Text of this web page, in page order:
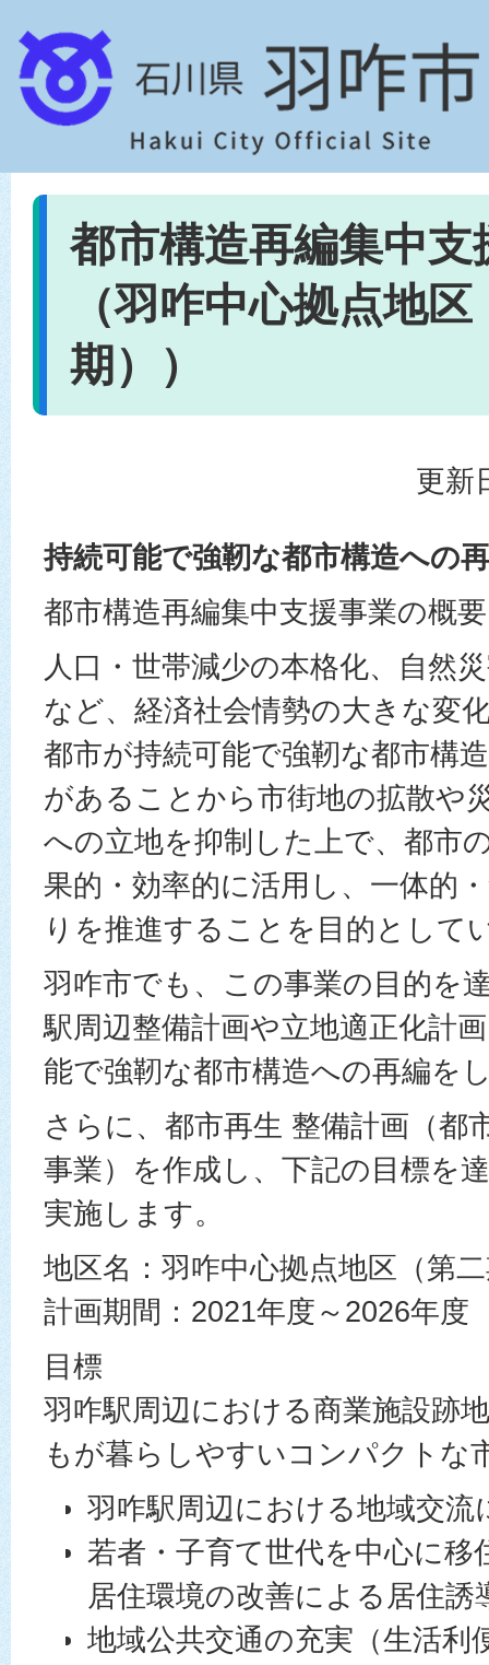
都市構造再編集中支
（羽咋中心拠点地
期））
更新
持続可能で強靭な都市構造への
都市構造再編集中支援事業の概要
人口・世帯減少の本格化、自然
など、経済社会情勢の大きな変
都市が持続可能で強靭な都市構
があることから市街地の拡散や
への立地を抑制した上で、都市
果的・効率的に活用し、一体的
りを推進することを目的として
羽咋市でも、この事業の目的を
駅周辺整備計画や立地適正化計
能で強靭な都市構造への再編を
さらに、都市再生 整備計画（都
事業）を作成し、下記の目標を
実施します。
地区名：羽咋中心拠点地区（第
計画期間：2021年度～2026年度
目標
羽咋駅周辺における商業施設跡
もが暮らしやすいコンパクトな
羽咋駅周辺における地域交
若者・子育て世代を中心に移
居住環境の改善による居住誘
地域公共交通の充実（生活利